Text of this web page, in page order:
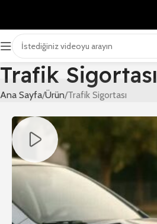
Trafik Sigortası
Ana Sayfa Ürün Trafik Sigortası